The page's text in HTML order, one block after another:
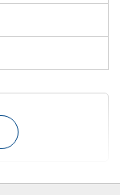
レスポンスが早い